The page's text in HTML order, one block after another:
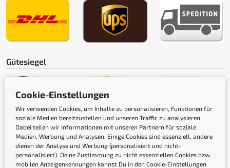
Gütesiegel
Cookie-Einstellungen
Wir verwenden Cookies, um Inhalte zu personalisieren, Funktionen für
soziale Medien bereitzustellen und unseren Traffic zu analysieren.
Dabei teilen wir Informationen mit unseren Partnern für soziale
Medien, Werbung und Analysen. Einige Cookies sind essenziell, andere
dienen der Analyse und Werbung (personalisiert und nicht-
personalisiert). Deine Zustimmung zu nicht essenziellen Cookies bzw.
mobilen Anzeigenkennungen kannst Du in den Cookie-Einstellungen